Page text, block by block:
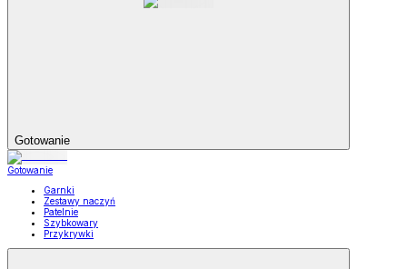
Gotowanie
Gotowanie
Garnki
Zestawy naczyń
Patelnie
Szybkowary
Przykrywki